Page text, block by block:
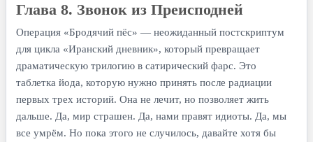
Глава 8. Звонок из Преисподней
Операция «Бродячий пёс» — неожиданный постскриптум
для цикла «Иранский дневник», который превращает
драматическую трилогию в сатирический фарс. Это
таблетка йода, которую нужно принять после радиации
первых трех историй. Она не лечит, но позволяет жить
дальше. Да, мир страшен. Да, нами правят идиоты. Да, мы
все умрём. Но пока этого не случилось, давайте хотя бы